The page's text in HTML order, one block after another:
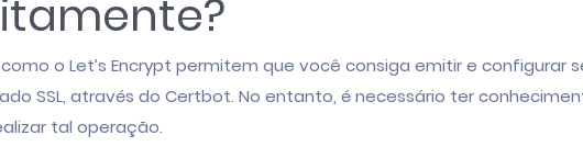
o Let’s Encrypt permitem que você consiga emitir e configurar
SSL, através do Certbot. No entanto, é necessário ter
tal operação.